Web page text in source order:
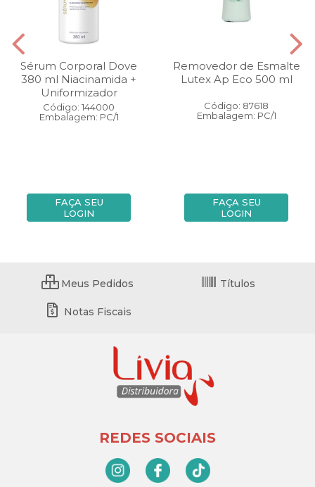
Sérum Corporal Dove
380 ml Niacinamida +
Uniformizador
Código: 144000
Embalagem: PC/1
FAÇA SEU
LOGIN
Removedor de Esmalte
Lutex Ap Eco 500 ml
Código: 87618
Embalagem: PC/1
FAÇA SEU
LOGIN
Meus Pedidos Títulos
Notas Fiscais
REDES SOCIAIS